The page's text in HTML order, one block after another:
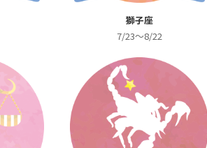
獅子座
7/23～8/22